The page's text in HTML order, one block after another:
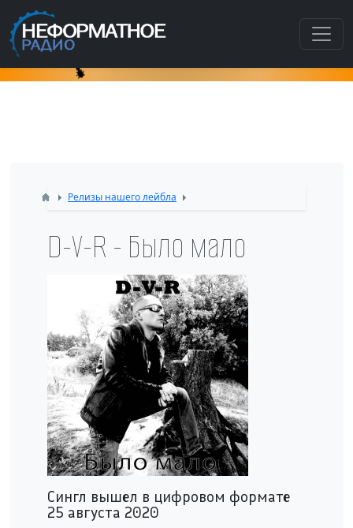
Как попасть в этот раздел???
Релизы нашего лейбла
D-V-R - Было мало
Сингл вышел в цифровом формате
25 августа 2020